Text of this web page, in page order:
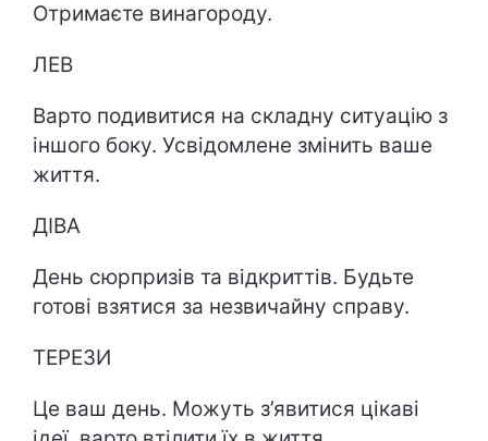
Отримаєте винагороду.
ЛЕВ
Варто подивитися на складну ситуацію з
іншого боку. Усвідомлене змінить ваше
життя.
ДІВА
День сюрпризів та відкриттів. Будьте
готові взятися за незвичайну справу.
ТЕРЕЗИ
Це ваш день. Можуть з’явитися цікаві